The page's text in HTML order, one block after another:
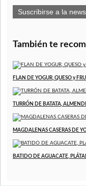
Suscribirse a la
También te
FLAN DE YOGUR, QUESO y
TURRÓN DE BATATA,
MAGDALENAS CASERAS DE
BATIDO DE AGUACATE,